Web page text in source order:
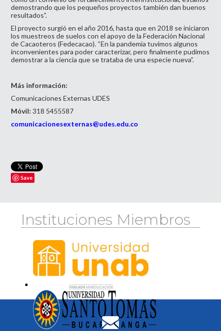
demostrando que los pequeños proyectos también dan buenos
resultados”.
El proyecto surgió en el año 2016, hasta que en 2018 se iniciaron
los muestreos de suelos con el apoyo de la Federación Nacional
de Cacaoteros (Fedecacao). “En la pandemia tuvimos algunos
inconvenientes para poder caracterizar, pero finalmente pudimos
demostrar a la ciencia que se trataba de una especie nueva”.
Más información:
Comunicaciones Externas UDES
Móvil: 318 5455587
comunicacionesexternas@udes.edu.co
Save
Instituciones Miembros